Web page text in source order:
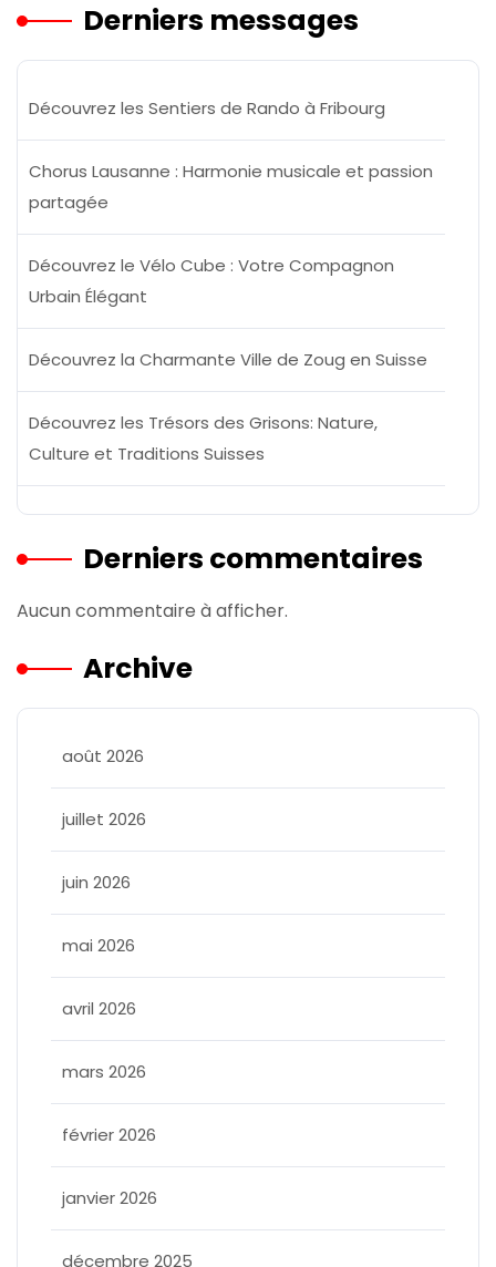
Derniers messages
Découvrez les Sentiers de Rando à Fribourg
Chorus Lausanne : Harmonie musicale et passion
partagée
Découvrez le Vélo Cube : Votre Compagnon
Urbain Élégant
Découvrez la Charmante Ville de Zoug en Suisse
Découvrez les Trésors des Grisons: Nature,
Culture et Traditions Suisses
Derniers commentaires
Aucun commentaire à afficher.
Archive
août 2026
juillet 2026
juin 2026
mai 2026
avril 2026
mars 2026
février 2026
janvier 2026
décembre 2025